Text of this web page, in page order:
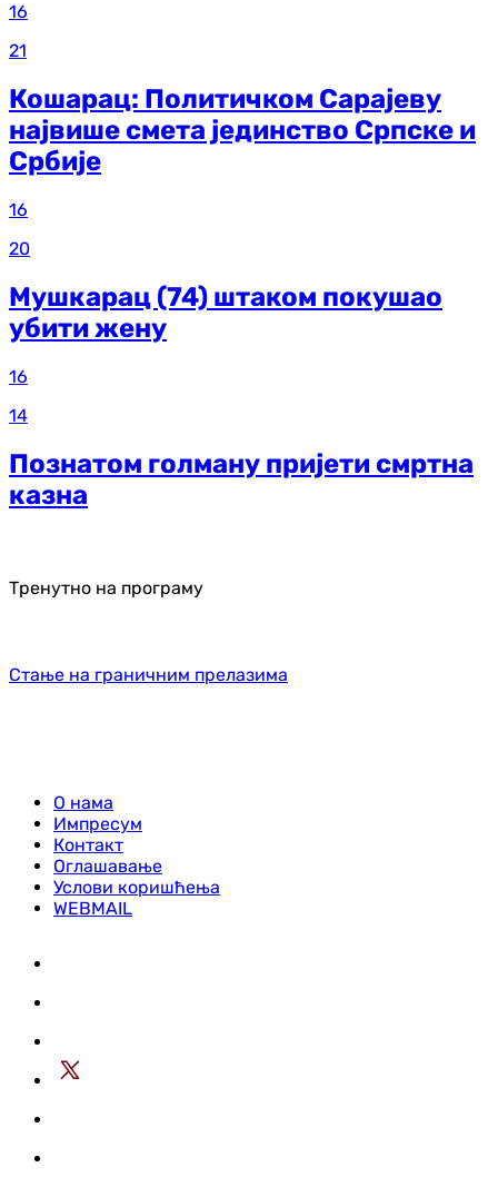
16
21
Кошарац: Политичком Сарајеву
највише смета јединство Српске и
Србије
16
20
Мушкарац (74) штаком покушао
убити жену
16
14
Познатом голману пријети смртна
казна
Тренутно на програму
Стање на граничним прелазима
О нама
Импресум
Контакт
Оглашавање
Услови коришћења
WEBMAIL